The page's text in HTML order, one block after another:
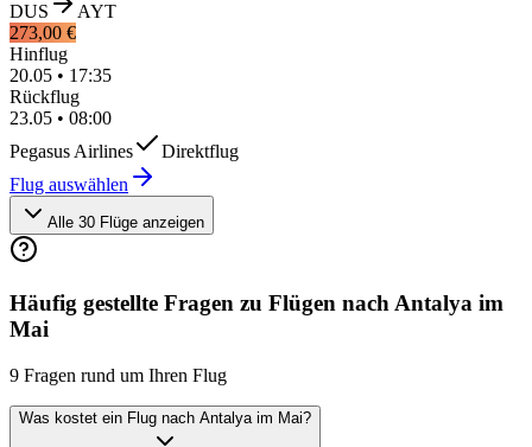
DUS
AYT
273,00 €
Hinflug
20.05 • 17:35
Rückflug
23.05 • 08:00
Pegasus Airlines
Direktflug
Flug auswählen
Alle 30 Flüge anzeigen
Häufig gestellte Fragen zu Flügen nach Antalya im
Mai
9 Fragen rund um Ihren Flug
Was kostet ein Flug nach Antalya im Mai?